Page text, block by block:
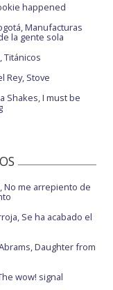
happened
Manufacturas
la gente sola
Titánicos
Rey, Stove
Shakes, I must be
No me arrepiento de
Se ha acabado el
Daughter from
wow! signal